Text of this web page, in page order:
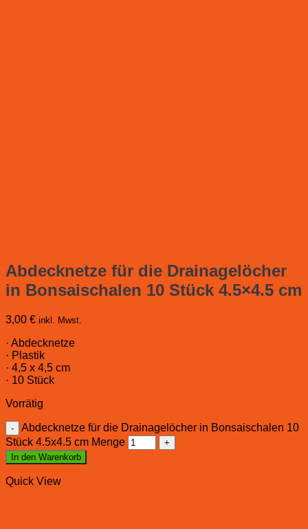
Abdecknetze für die Drainagelöcher
in Bonsaischalen 10 Stück 4.5×4.5 cm
3,00 € inkl. Mwst.
· Abdecknetze
· Plastik
· 4,5 x 4,5 cm
· 10 Stück
Vorrätig
Abdecknetze für die Drainagelöcher in Bonsaischalen 10
Stück 4.5x4.5 cm Menge
In den Warenkorb
Quick View